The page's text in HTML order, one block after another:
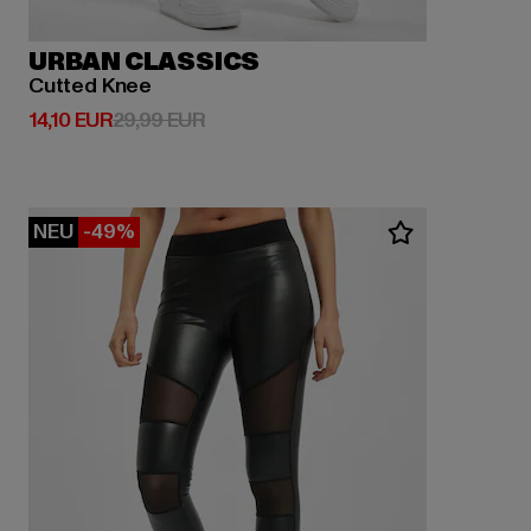
URBAN CLASSICS
Cutted Knee
14,10 EUR
Derzeitiger Preis: 14,10 EUR
29,99 EURAktionspreis: 29,99 EUR
NEU -49%